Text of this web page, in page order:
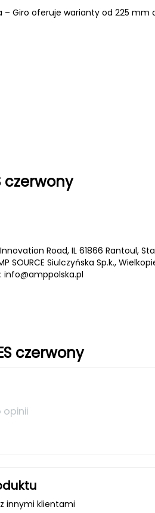
Giro oferuje warianty od 225 mm
czerwony
Road, IL 61866 Rantoul,
SOURCE Siulczyńska Sp.k.,
info@amppolska.pl
czerwony
opinii
innymi klientami